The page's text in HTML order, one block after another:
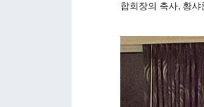
합회장의 축사, 황